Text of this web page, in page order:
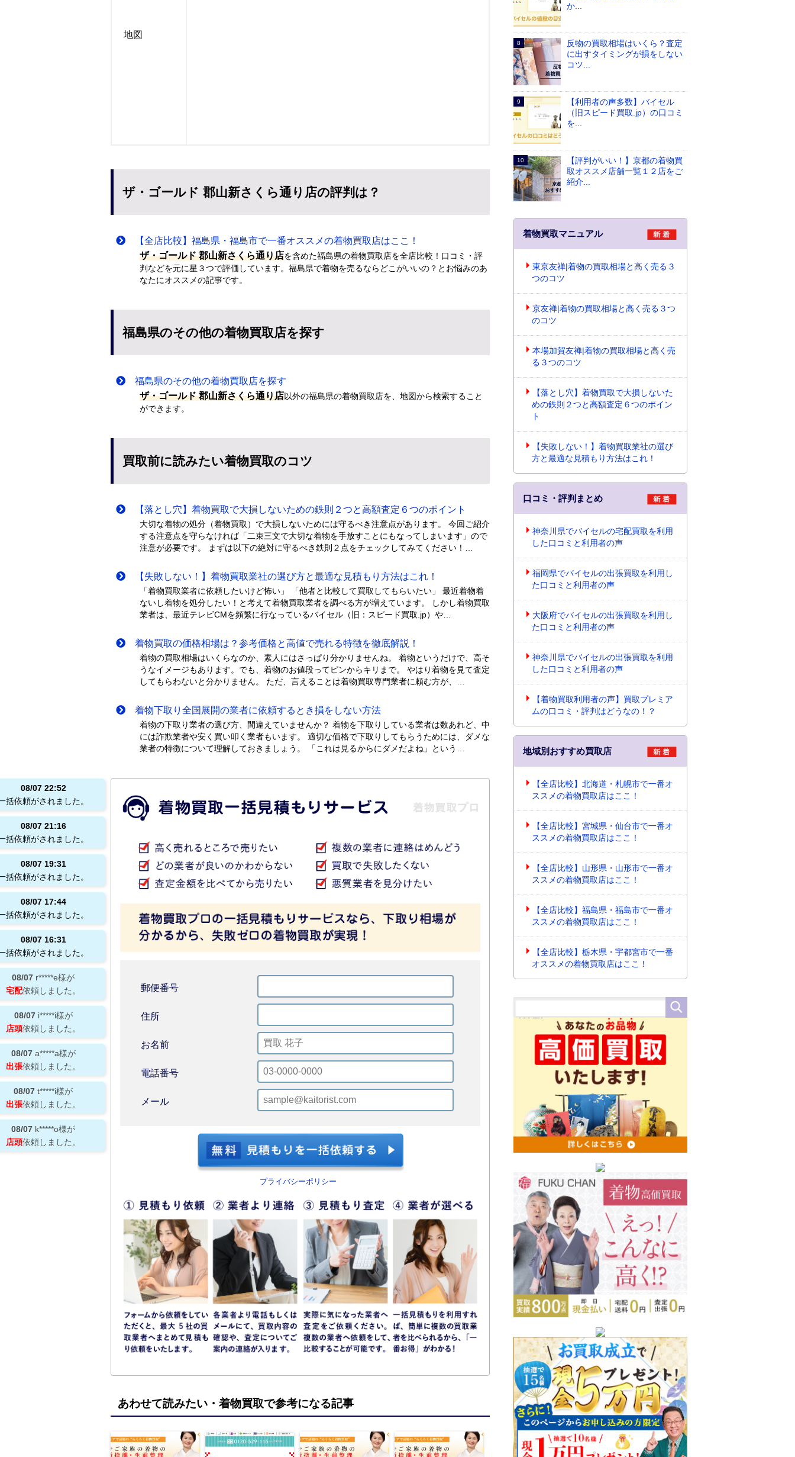
地図
ザ・ゴールド 郡山新さくら通り店の評判は？
【全店比較】福島県・福島市で一番オススメの着物買取店はここ！
ザ・ゴールド 郡山新さくら通り店を含めた福島県の着物買取店を全店比較！口コミ・評
判などを元に星３つで評価しています。福島県で着物を売るならどこがいいの？とお悩みのあ
なたにオススメの記事です。
福島県のその他の着物買取店を探す
福島県のその他の着物買取店を探す
ザ・ゴールド 郡山新さくら通り店以外の福島県の着物買取店を、地図から検索すること
ができます。
買取前に読みたい着物買取のコツ
【落とし穴】着物買取で大損しないための鉄則２つと高額査定６つのポイント
大切な着物の処分（着物買取）で大損しないためには守るべき注意点があります。 今回ご紹介
する注意点を守らなければ「二束三文で大切な着物を手放すことにもなってしまいます」ので
注意が必要です。 まずは以下の絶対に守るべき鉄則２点をチェックしてみてください！…
【失敗しない！】着物買取業社の選び方と最適な見積もり方法はこれ！
「着物買取業者に依頼したいけど怖い」 「他者と比較して買取してもらいたい」 最近着物着
ないし着物を処分したい！と考えて着物買取業者を調べる方が増えています。 しかし着物買取
業者は、最近テレビCMを頻繁に行なっているバイセル（旧：スピード買取.jp）や…
着物買取の価格相場は？参考価格と高値で売れる特徴を徹底解説！
着物の買取相場はいくらなのか、素人にはさっぱり分かりませんね。 着物というだけで、高そ
うなイメージもあります。でも、着物のお値段ってピンからキリまで。 やはり着物を見て査定
してもらわないと分かりません。 ただ、言えることは着物買取専門業者に頼む方が、…
着物下取り全国展開の業者に依頼するとき損をしない方法
着物の下取り業者の選び方、間違えていませんか？ 着物を下取りしている業者は数あれど、中
には詐欺業者や安く買い叩く業者もいます。 適切な価格で下取りしてもらうためには、ダメな
業者の特徴について理解しておきましょう。 「これは見るからにダメだよね」という…
08/0722:52
括依頼がされました。
08/0721:16
括依頼がされました。
08/0719:31
括依頼がされました。
08/0717:44
括依頼がされました。
08/0716:31
括依頼がされました。
08/07 r*****e様が
宅配依頼しました。
08/07 i*****i様が
店頭依頼しました。
08/07 a*****a様が
出張依頼しました。
08/07 t*****i様が
出張依頼しました。
08/07 k*****o様が
店頭依頼しました。
郵便番号
住所
お名前
電話番号
メール
プライバシーポリシー
あわせて読みたい・着物買取で参考になる記事
か...
反物の買取相場はいくら？査定
に出すタイミングが損をしない
コツ...
【利用者の声多数】バイセル
（旧スピード買取.jp）の口コミ
を...
【評判がいい！】京都の着物買
取オススメ店舗一覧１２店をご
紹介...
着物買取マニュアル
東京友禅|着物の買取相場と高く売る３
つのコツ
京友禅|着物の買取相場と高く売る３つ
のコツ
本場加賀友禅|着物の買取相場と高く売
る３つのコツ
【落とし穴】着物買取で大損しないた
めの鉄則２つと高額査定６つのポイン
ト
【失敗しない！】着物買取業社の選び
方と最適な見積もり方法はこれ！
口コミ・評判まとめ
神奈川県でバイセルの宅配買取を利用
した口コミと利用者の声
福岡県でバイセルの出張買取を利用し
た口コミと利用者の声
大阪府でバイセルの出張買取を利用し
た口コミと利用者の声
神奈川県でバイセルの出張買取を利用
した口コミと利用者の声
【着物買取利用者の声】買取プレミア
ムの口コミ・評判はどうなの！？
地域別おすすめ買取店
【全店比較】北海道・札幌市で一番オ
ススメの着物買取店はここ！
【全店比較】宮城県・仙台市で一番オ
ススメの着物買取店はここ！
【全店比較】山形県・山形市で一番オ
ススメの着物買取店はここ！
【全店比較】福島県・福島市で一番オ
ススメの着物買取店はここ！
【全店比較】栃木県・宇都宮市で一番
オススメの着物買取店はここ！